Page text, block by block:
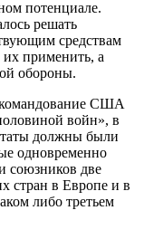
потенциале.
решать
средствам
применить, а
обороны.
командование США
войн», в
должны были
одновременно
союзников две
стран в Европе и в
либо третьем